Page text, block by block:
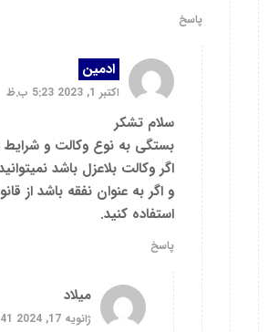
پاسخ
ادمین
اکتبر 1, 2023 5:23 ب.ظ
سلام تشکر
بستگی به نوع وکالت و شرایط
اگر وکالت بلاعزل باشد
و اگر به عنوان نفقه باشد از
استفاده کنید.
پاسخ
میلاد
ژانویه 17, 2024 12:41 ب.ظ